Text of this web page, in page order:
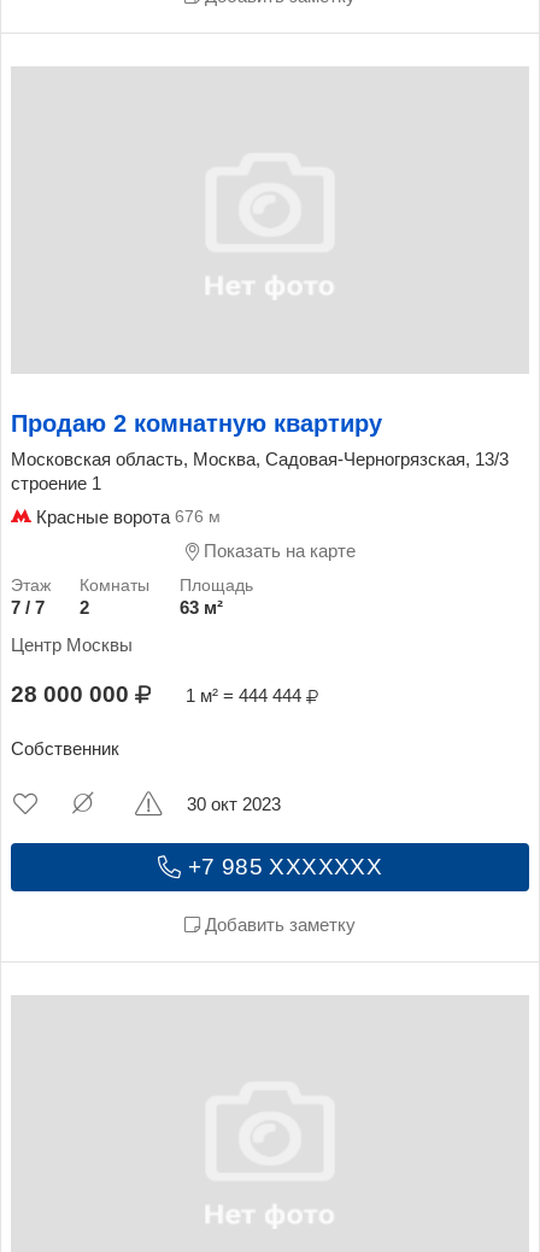
Продаю 2 комнатную квартиру
Московская область, Москва, Садовая-Черногрязская, 13/3
строение 1
Красные ворота 676 м
Показать на карте
7 / 7 2
63 м²
Центр Москвы
28 000 000 1 м² = 444 444
Собственник
+7 985 XXXXXXX
Добавить заметку
30 окт 2023